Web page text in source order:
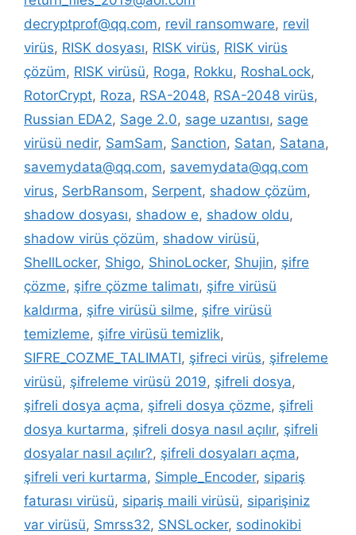
decryptprof@qq.com, revil ransomware, revil
virüs, RISK dosyası, RISK virüs, RISK virüs
çözüm, RISK virüsü, Roga, Rokku, RoshaLock,
RotorCrypt, Roza, RSA-2048, RSA-2048 virüs,
Russian EDA2, Sage 2.0, sage uzantısı, sage
virüsü nedir, SamSam, Sanction, Satan, Satana,
savemydata@qq.com, savemydata@qq.com
virus, SerbRansom, Serpent, shadow çözüm,
shadow dosyası, shadow e, shadow oldu,
shadow virüs çözüm, shadow virüsü,
ShellLocker, Shigo, ShinoLocker, Shujin, şifre
çözme, şifre çözme talimatı, şifre virüsü
kaldırma, şifre virüsü silme, şifre virüsü
temizleme, şifre virüsü temizlik,
SIFRE_COZME_TALIMATI, şifreci virüs, şifreleme
virüsü, şifreleme virüsü 2019, şifreli dosya,
şifreli dosya açma, şifreli dosya çözme, şifreli
dosya kurtarma, şifreli dosya nasıl açılır, şifreli
dosyalar nasıl açılır?, şifreli dosyaları açma,
şifreli veri kurtarma, Simple_Encoder, sipariş
faturası virüsü, sipariş maili virüsü, siparişiniz
var virüsü, Smrss32, SNSLocker, sodinokibi